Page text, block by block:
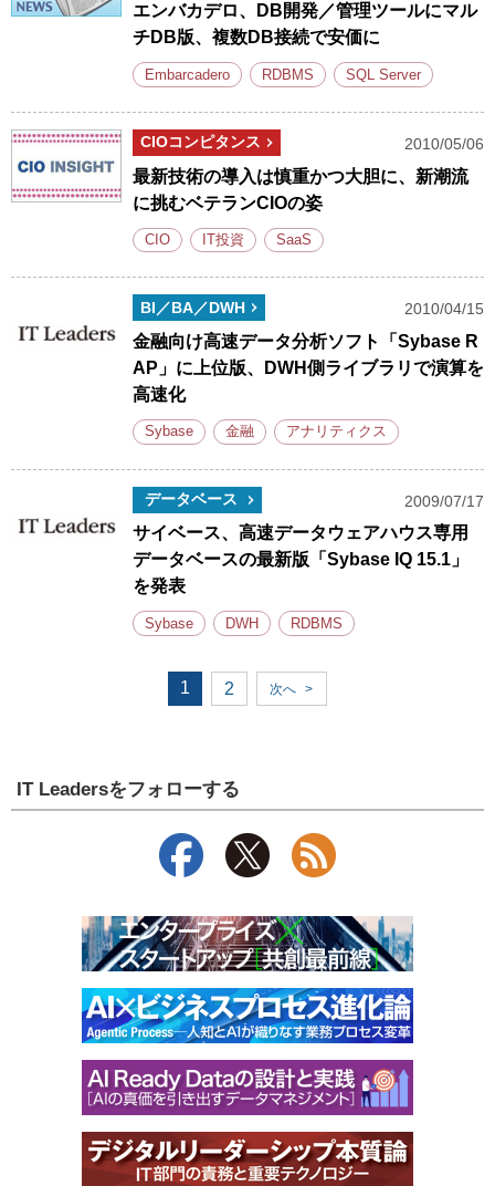
エンバカデロ、DB開発／管理ツールにマル
チDB版、複数DB接続で安価に
Embarcadero RDBMS SQL Server
CIOコンピタンス 2010/05/06
最新技術の導入は慎重かつ大胆に、新潮流
に挑むベテランCIOの姿
CIO IT投資 SaaS
BI／BA／DWH 2010/04/15
金融向け高速データ分析ソフト「Sybase R
AP」に上位版、DWH側ライブラリで演算を
高速化
Sybase 金融 アナリティクス
データベース 2009/07/17
サイベース、高速データウェアハウス専用
データベースの最新版「Sybase IQ 15.1」
を発表
Sybase DWH RDBMS
1 2 次へ >
IT Leadersをフォローする